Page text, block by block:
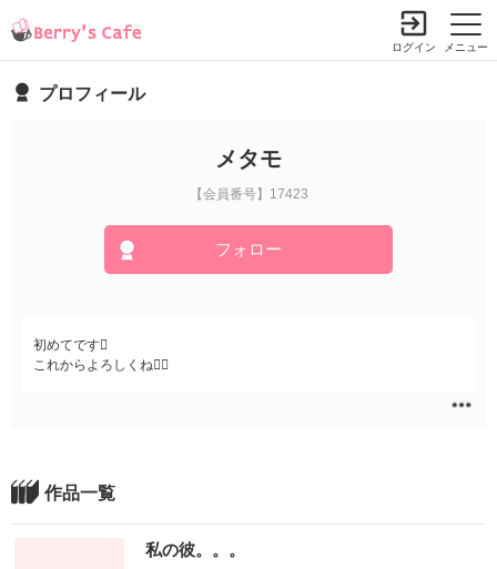
メニュー
ログイン
プロフィール
メタモ
【会員番号】17423
フォロー
初めてです
これからよろしくね
作品一覧
私の彼。。。